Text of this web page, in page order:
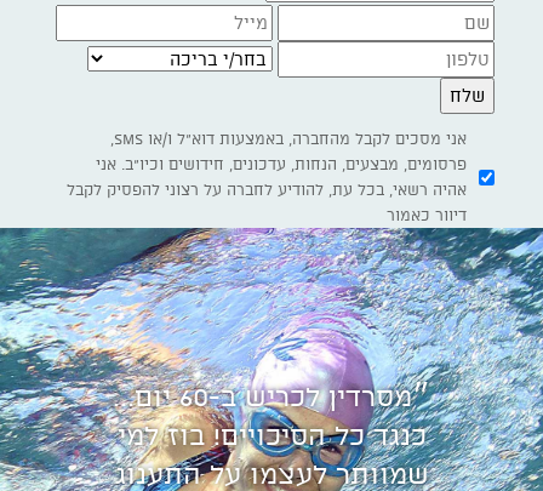
בחר/י בריכה
פרסומים, מבצעים, הנחות, עדכונים, חידושים וכיו"ב. אני
אהיה רשאי, בכל עת, להודיע לחברה על רצוני להפסיק לקבל
דיוור כאמור
״מסרדין לכריש ב-60 יום...
כנגד כל הסיכויים! בוז למי
שמוותר לעצמו על התענוג